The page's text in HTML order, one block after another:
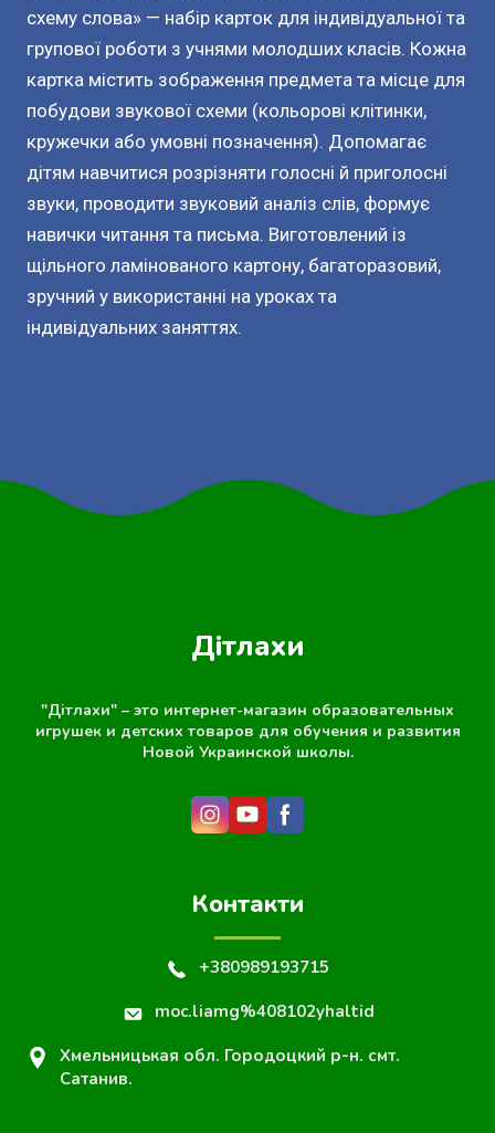
схему слова» — набір карток для індивідуальної та
групової роботи з учнями молодших класів. Кожна
картка містить зображення предмета та місце для
побудови звукової схеми (кольорові клітинки,
кружечки або умовні позначення). Допомагає
дітям навчитися розрізняти голосні й приголосні
звуки, проводити звуковий аналіз слів, формує
навички читання та письма. Виготовлений із
щільного ламінованого картону, багаторазовий,
зручний у використанні на уроках та
індивідуальних заняттях.
Дітлахи
"Дітлахи" – это интернет-магазин образовательных
игрушек и детских товаров для обучения и развития
Новой Украинской школы.
Контакти
+380989193715
moc.liamg%408102yhaltid
Хмельницькая обл. Городоцкий р-н. смт.
Сатанив.